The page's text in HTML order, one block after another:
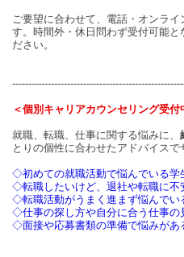
ご要望に合わせて、電話・オンラ
す。時間外・休日問わず受付可能と
ださい。
＜個別キャリアカウンセリング受付
就職、転職、仕事に関する悩みに、
とりの個性に合わせたアドバイスで
◇初めての就職活動で悩んでいる学
◇転職したいけど、退社や転職に不
◇転職活動がうまく進まず悩んでい
◇仕事の探し方や自分に合う仕事の
◇面接や応募書類の準備で悩みがあ